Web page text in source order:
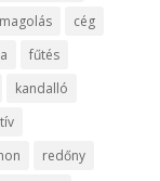
cég
fűtés
kandalló
redőny